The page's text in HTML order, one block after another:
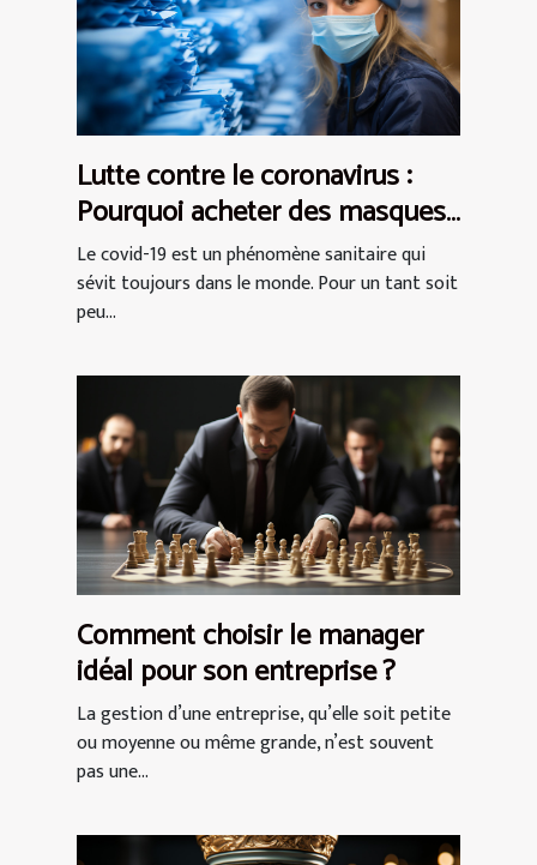
Lutte contre le coronavirus :
Pourquoi acheter des masques
de protection AFNOR ?
Le covid-19 est un phénomène sanitaire qui
sévit toujours dans le monde. Pour un tant soit
peu...
Comment choisir le manager
idéal pour son entreprise ?
La gestion d’une entreprise, qu’elle soit petite
ou moyenne ou même grande, n’est souvent
pas une...